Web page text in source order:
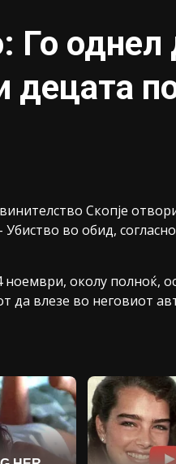
Го однел
децата
Скопје
во обид,
околу полноќ,
да влезе во неговиот